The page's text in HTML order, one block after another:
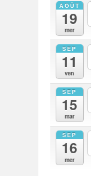
AOÛT
19
mer
SEP
11
ven
SEP
15
mar
SEP
16
mer